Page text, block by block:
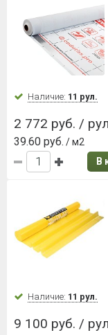
Наличие: 11 рул.
2 772 руб. /
39.60 руб. / м2
В
Наличие: 11 рул.
9 100 руб. /